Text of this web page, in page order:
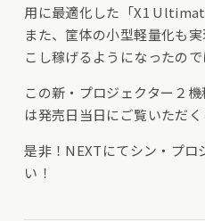
用に最適化した「X1
また、筐体の小型軽量化も
こし稼げるようになったので
この新・プロジェクター２
は発売日当日にご覧いただく
是非！NEXTにてシン・プロ
い！